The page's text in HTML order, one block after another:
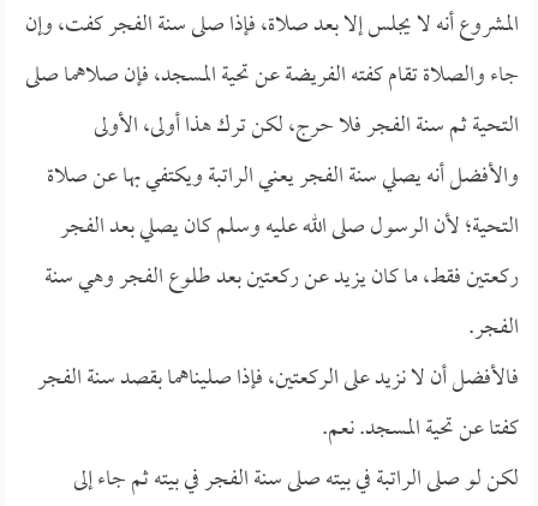
المشروع أنه لا يجلس إلا بعد صلاة، فإذا صلى سنة الفجر كفت، وإن
جاء والصلاة تقام كفته الفريضة عن تحية المسجد، فإن صلاهما صلى
التحية ثم سنة الفجر فلا حرج، لكن ترك هذا أولى، الأولى
والأفضل أنه يصلي سنة الفجر يعني الراتبة ويكتفي بها عن صلاة
التحية؛ لأن الرسول صلى الله عليه وسلم كان يصلي بعد الفجر
ركعتين فقط، ما كان يزيد عن ركعتين بعد طلوع الفجر وهي سنة
الفجر.
فالأفضل أن لا نزيد على الركعتين، فإذا صليناهما بقصد سنة الفجر
كفتا عن تحية المسجد. نعم.
لكن لو صلى الراتبة في بيته صلى سنة الفجر في بيته ثم جاء إلى